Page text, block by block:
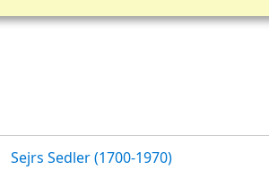
Sejrs Sedler (1700-1970)